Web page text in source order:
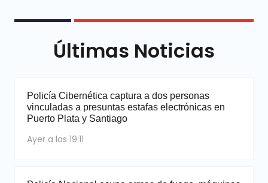
Últimas Noticias
Policía Cibernética captura a dos personas
vinculadas a presuntas estafas electrónicas en
Puerto Plata y Santiago
Ayer a las 19:11